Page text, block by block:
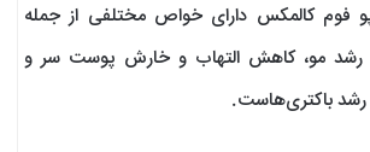
فوم کالمکس دارای خواص مختلفی از جمله
رشد مو، کاهش التهاب و خارش پوست سر و
رشد باکتری‌هاست.